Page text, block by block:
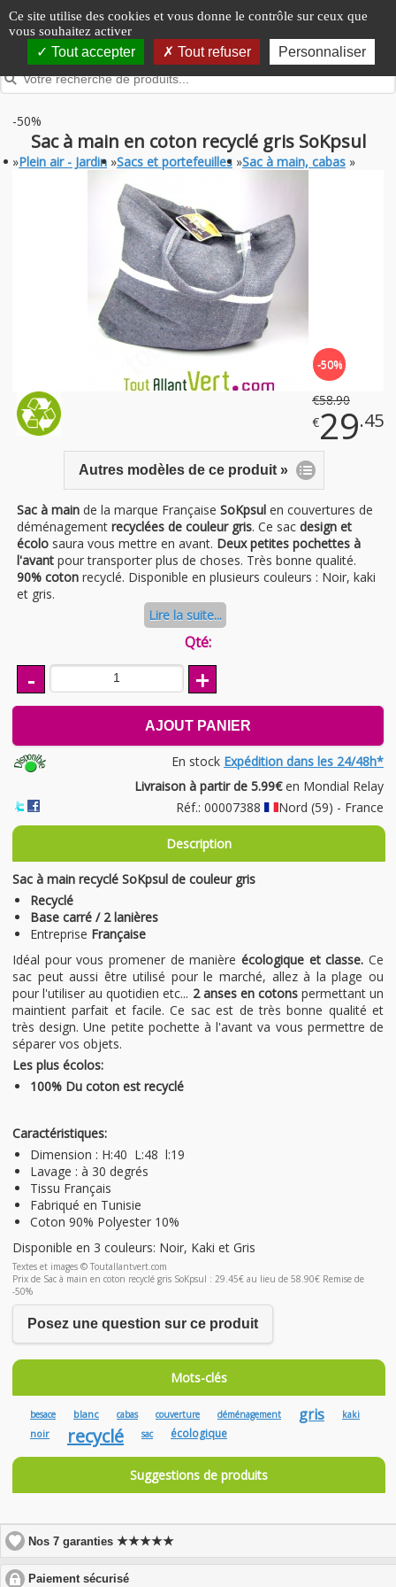
Panneau de gestion des cookies
Ce site utilise des cookies et vous donne le contrôle sur ceux que
vous souhaitez activer
Tout accepter Tout refuser Personnaliser
-50%
Sac à main en coton recyclé gris SoKpsul
»Plein air - Jardin »Sacs et portefeuilles »Sac à main, cabas »
-50%
€58.90
€29.45
Autres modèles de ce produit »
Sac à main de la marque Française SoKpsul en couvertures de
déménagement recyclées de couleur gris. Ce sac design et
écolo saura vous mettre en avant. Deux petites pochettes à
l'avant pour transporter plus de choses. Très bonne qualité.
90% coton recyclé. Disponible en plusieurs couleurs : Noir, kaki
et gris.
Lire la suite...
Qté:
- +
AJOUT PANIER
En stock Expédition dans les 24/48h*
Livraison à partir de 5.99€en Mondial Relay
Réf.: 00007388
Nord (59) - France
Description
Sac à main recyclé SoKpsul de couleur gris
Recyclé
Base carré / 2 lanières
Entreprise Française
Idéal pour vous promener de manière écologique et classe. Ce
sac peut aussi être utilisé pour le marché, allez à la plage ou
pour l'utiliser au quotidien etc... 2 anses en cotons permettant un
maintient parfait et facile. Ce sac est de très bonne qualité et
très design. Une petite pochette à l'avant va vous permettre de
séparer vos objets.
Les plus écolos:
100% Du coton est recyclé
Caractéristiques:
Dimension : H:40 L:48 l:19
Lavage : à 30 degrés
Tissu Français
Fabriqué en Tunisie
Coton 90% Polyester 10%
Disponible en 3 couleurs: Noir, Kaki et Gris
Textes et images © Toutallantvert.com
Prix de Sac à main en coton recyclé gris SoKpsul : 29.45€ au lieu de 58.90€ Remise de
-50%
Posez une question sur ce produit
Mots-clés
besace blanc cabas couverture déménagement gris kaki
noir recyclé sac écologique
Suggestions de produits
Nos 7 garanties★★★★★
Paiement sécurisé